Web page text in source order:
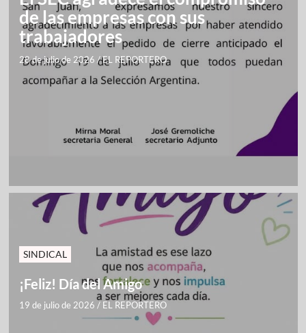
de las empresas con sus
trabajadores
28 de julio de 2026 /EL REPORTERO
SINDICAL
¡Feliz! Día del Amigo
19 de julio de 2026 / EL REPORTERO